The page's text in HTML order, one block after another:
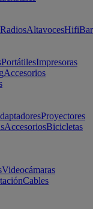
RadiosAltavocesHifi
PortátilesImpresoras
Accesorios
Proyectores
AccesoriosBicicletas
Videocámaras
Cables